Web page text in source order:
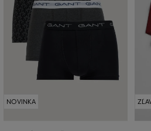
NOVINKA